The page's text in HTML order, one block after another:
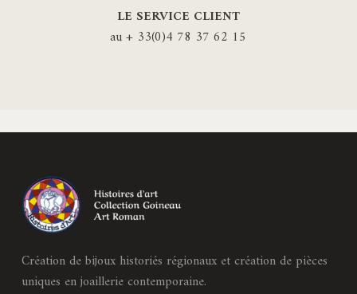
LE SERVICE CLIENT
au + 33(0)4 78 37 62 15
Création de bijoux historiés régionaux et création de pièces
uniques en joaillerie contemporaine.